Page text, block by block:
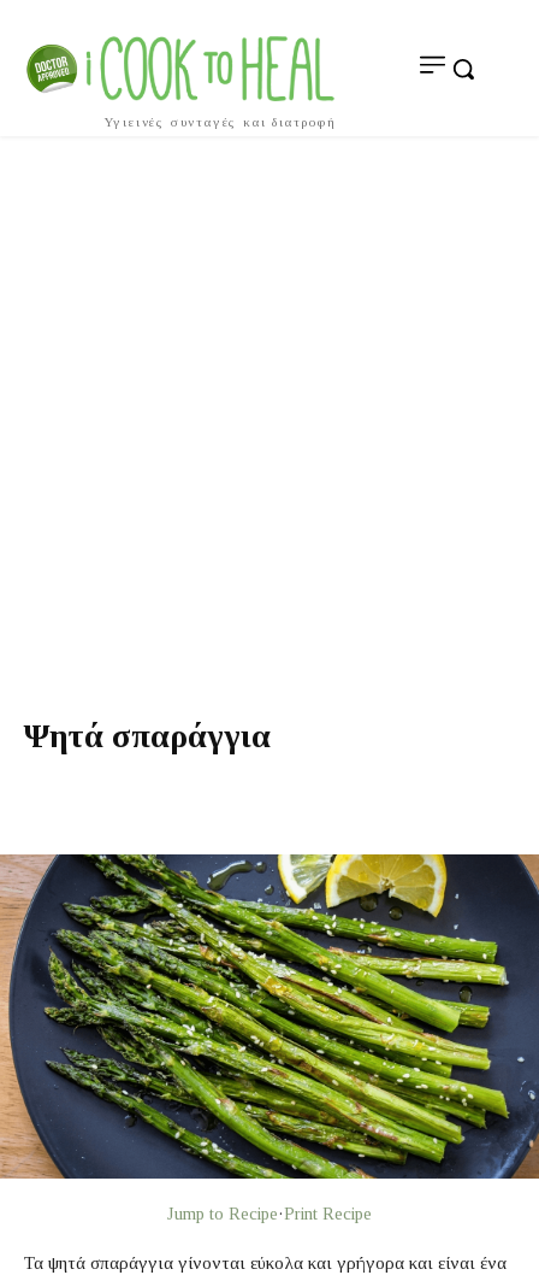
Υγιεινές συνταγές και διατροφή
Ψητά σπαράγγια
Jump to Recipe·Print Recipe
Τα ψητά σπαράγγια γίνονται εύκολα και γρήγορα και είναι ένα